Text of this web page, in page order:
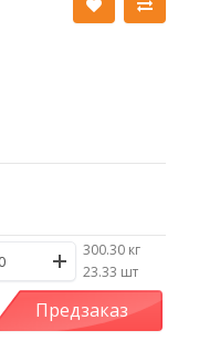
300.30 кг
/23.33 шт
Предзаказ